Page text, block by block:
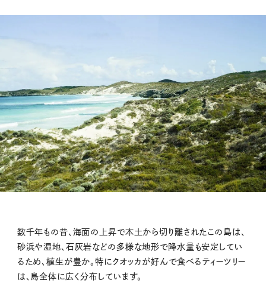
数千年もの昔、海面の上昇で本土から切り離されたこの島は、
砂浜や湿地、石灰岩などの多様な地形で降水量も安定してい
るため、植生が豊か。特にクオッカが好んで食べるティーツリー
は、島全体に広く分布しています。